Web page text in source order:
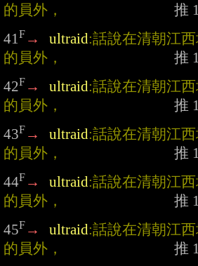
的員外，
41F → ultraid:話說在清朝江
的員外，
42F → ultraid:話說在清朝江
的員外，
43F → ultraid:話說在清朝江
的員外，
44F → ultraid:話說在清朝江
的員外，
45F → ultraid:話說在清朝江
的員外，